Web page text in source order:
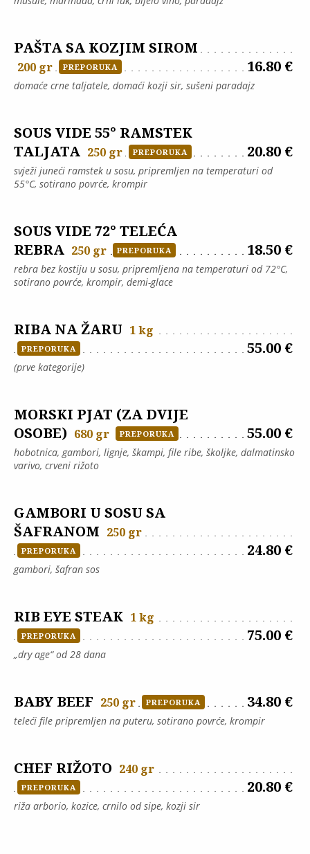
PAŠTA SA KOZJIM SIROM
200 gr PREPORUKA 16.80 €
domaće crne taljatele, domaći kozji sir, sušeni paradajz
SOUS VIDE 55° RAMSTEK
TALJATA 250 gr PREPORUKA 20.80 €
svježi juneći ramstek u sosu, pripremljen na temperaturi od
55°C, sotirano povrće, krompir
SOUS VIDE 72° TELEĆA
REBRA 250 gr PREPORUKA 18.50 €
rebra bez kostiju u sosu, pripremljena na temperaturi od 72°C,
sotirano povrće, krompir, demi-glace
RIBA NA ŽARU 1 kg
PREPORUKA 55.00 €
(prve kategorije)
MORSKI PJAT (ZA DVIJE
OSOBE) 680 gr PREPORUKA 55.00 €
hobotnica, gambori, lignje, škampi, file ribe, školjke, dalmatinsko
varivo, crveni rižoto
GAMBORI U SOSU SA
ŠAFRANOM 250 gr
PREPORUKA 24.80 €
gambori, šafran sos
RIB EYE STEAK 1 kg
PREPORUKA 75.00 €
„dry age“ od 28 dana
BABY BEEF 250 gr PREPORUKA 34.80 €
teleći file pripremljen na puteru, sotirano povrće, krompir
CHEF RIŽOTO 240 gr
PREPORUKA 20.80 €
riža arborio, kozice, crnilo od sipe, kozji sir